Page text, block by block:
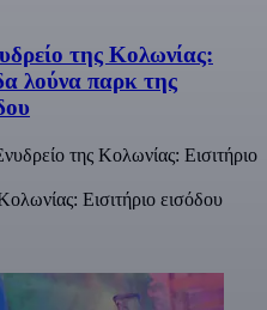
της Κολωνίας:
λούνα παρκ της
της Κολωνίας: Εισιτήριο
Εισιτήριο εισόδου